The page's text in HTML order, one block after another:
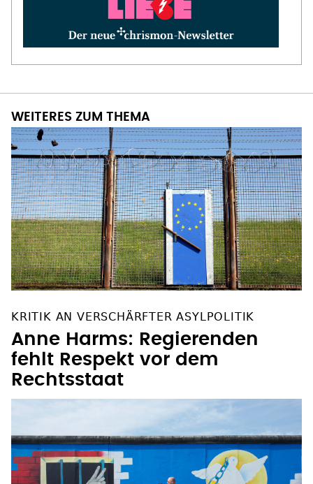
WEITERES ZUM THEMA
KRITIK AN VERSCHÄRFTER ASYLPOLITIK
Anne Harms: Regierenden
fehlt Respekt vor dem
Rechtsstaat